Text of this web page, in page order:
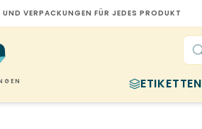
VERPACKUNGEN FÜR JEDES PRODUKT
ETIKETTEN